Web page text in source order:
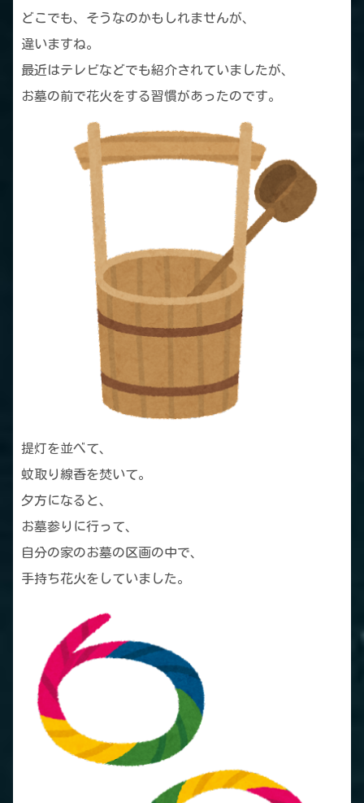
どこでも、そうなのかもしれませんが、
違いますね。
最近はテレビなどでも紹介されていましたが、
お墓の前で花火をする習慣があったのです。
提灯を並べて、
蚊取り線香を焚いて。
夕方になると、
お墓参りに行って、
自分の家のお墓の区画の中で、
手持ち花火をしていました。